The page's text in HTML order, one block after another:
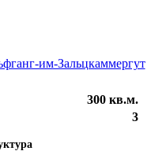
им-Зальцкаммергут
300 кв.м.
3